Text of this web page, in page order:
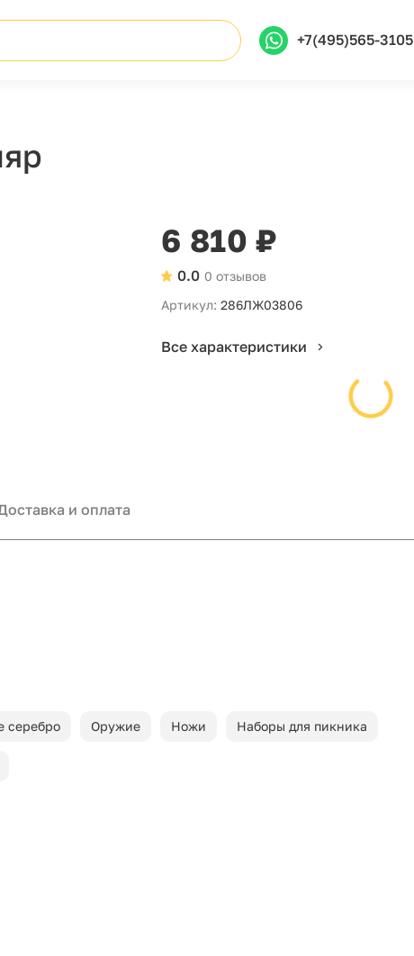
+7(495)565-3105
6 810 ₽
0 отзывов
0.0
Артикул: 286ЛЖ03806
Все характеристики
и оплата
серебро Оружие Ножи Наборы для пикника